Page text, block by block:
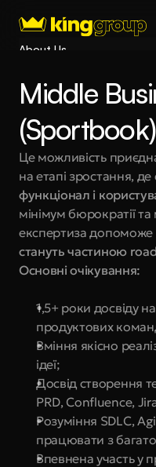
About Us
Services
Process
Coming Soon
King Interns
Legal
404
Middle
(Sportbook)
Це можливість
на етапі зростання, де
функціонал і
мінімум бюрократії
експертиза
стануть частиною
Основні очікування:
1,5+ роки досвіду
продуктових
Вміння якісно
ідеї;
Досвід створення
PRD, Confluence,
Розуміння SDLC,
працювати з
Впевнена участь у